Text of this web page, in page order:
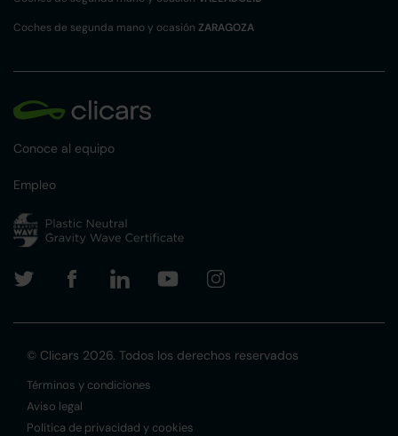
Coches de segunda mano y ocasión ZARAGOZA
Conoce al equipo
Empleo
© Clicars 2026. Todos los derechos reservados
Términos y condiciones
Aviso legal
Política de privacidad y cookies